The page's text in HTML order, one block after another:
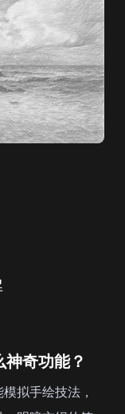
神奇功能？
拟手绘技法，